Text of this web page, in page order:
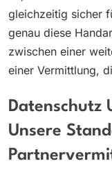
gleichzeitig sicher
genau diese
zwischen einer
einer Vermittlung,
Datenschutz
Unsere